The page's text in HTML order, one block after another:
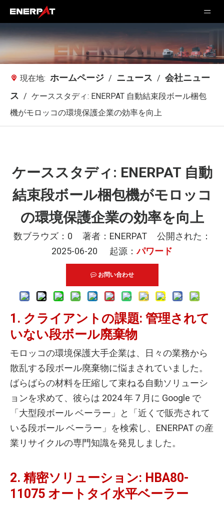
現在地: ホームページ / ニュース / 会社ニュー
ス / ケーススタディ: ENERPAT 自動結束段ボール梱包
機がモロッコの環境保護企業の効率を向上
ケーススタディ: ENERPAT 自動
結束段ボール梱包機がモロッコ
の環境保護企業の効率を向上
数ブラウズ： 0 著者：ENERPAT 公開された：
2025-06-20 起源：パワード
お問い合わせ
1. クライアントの課題: 管理されて
いない段ボール廃棄物
モロッコの環境保護大手企業は、日々の業務から
散乱する段ボール廃棄物に悩まされていました。
ばらばらの材料を圧縮して束ねる自動ソリューシ
ョンを求めて、彼らは 2024 年 7 月に Google で
「大型段ボール ベーラー」と「近くで販売されて
いる段ボール ベーラー」を検索し、ENERPAT の産
業リサイクルの専門知識を発見しました。
2. 精密ソリューション: HBA80-
11075 オートタイ水平ベーラー